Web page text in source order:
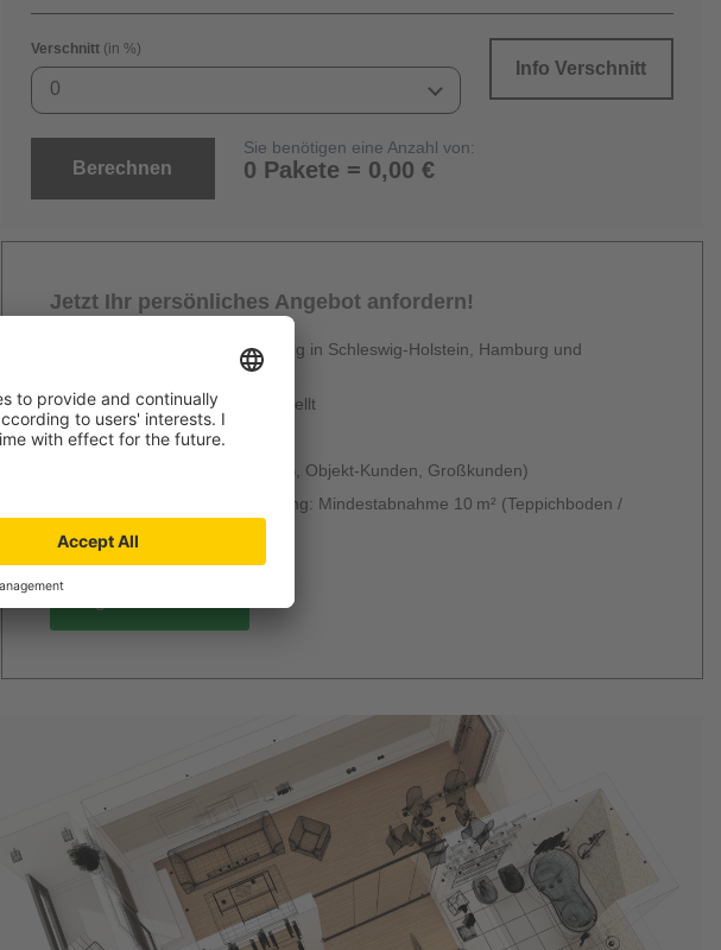
Verschnitt (in %)
0
Info Verschnitt
Berechnen
Sie benötigen eine Anzahl von:
0 Pakete = 0,00 €
Jetzt Ihr persönliches Angebot anfordern!
Verlegung und Dienstleistung in Schleswig-Holstein, Hamburg und
Angebot wird kurzfristig erstellt
unverbindlich & kostenlos
Mengenrabatt möglich (B2B, Objekt-Kunden, Großkunden)
Bei Lieferung ohne Verlegung: Mindestabnahme 10 m² (Teppichboden /